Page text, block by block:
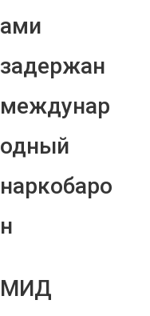
ами
задержан
междунар
одный
наркобаро
н
МИД